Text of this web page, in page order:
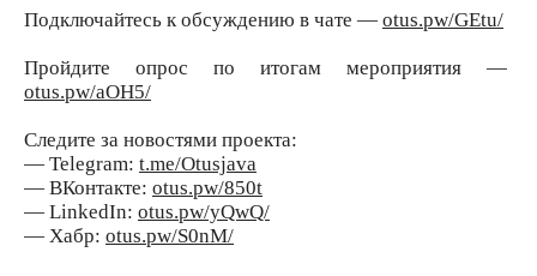
Подключайтесь к обсуждению в чате — otus.pw/GEtu/
Пройдите опрос по итогам мероприятия —
otus.pw/aOH5/
Следите за новостями проекта:
— Telegram: t.me/Otusjava
— ВКонтакте: otus.pw/850t
— LinkedIn: otus.pw/yQwQ/
— Хабр: otus.pw/S0nM/